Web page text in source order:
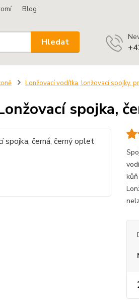
Blog
Hledat
Lonžovací vodítka, lonžovací spojky,
spojka,